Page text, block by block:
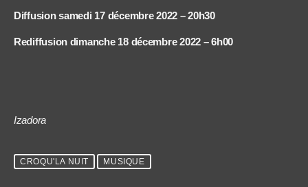
Diffusion samedi 17 décembre 2022 – 20h30
Rediffusion dimanche 18 décembre 2022 – 6h00
Izadora
CROQU'LA NUIT MUSIQUE